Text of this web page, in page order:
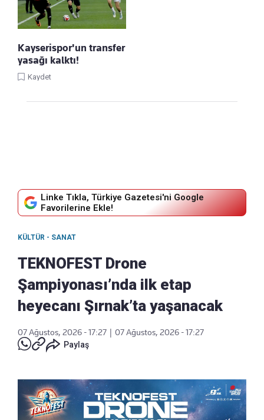
Kayserispor'un transfer
yasağı kalktı!
Kaydet
Linke Tıkla, Türkiye Gazetesi'ni Google
Favorilerine Ekle!
KÜLTÜR - SANAT
TEKNOFEST Drone
Şampiyonası’nda ilk etap
heyecanı Şırnak’ta yaşanacak
07 Ağustos, 2026 - 17:27
07 Ağustos, 2026 - 17:27
Paylaş